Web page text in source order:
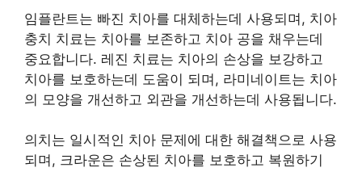
임플란트는 빠진 치아를 대체하는데 사용되며, 치아
충치 치료는 치아를 보존하고 치아 공을 채우는데
중요합니다. 레진 치료는 치아의 손상을 보강하고
치아를 보호하는데 도움이 되며, 라미네이트는 치아
의 모양을 개선하고 외관을 개선하는데 사용됩니다.
의치는 일시적인 치아 문제에 대한 해결책으로 사용
되며, 크라운은 손상된 치아를 보호하고 복원하기